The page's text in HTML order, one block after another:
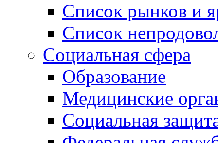
Cписок рынков и
Список
Социальная сфера
Образование
Медицинские
Социальная